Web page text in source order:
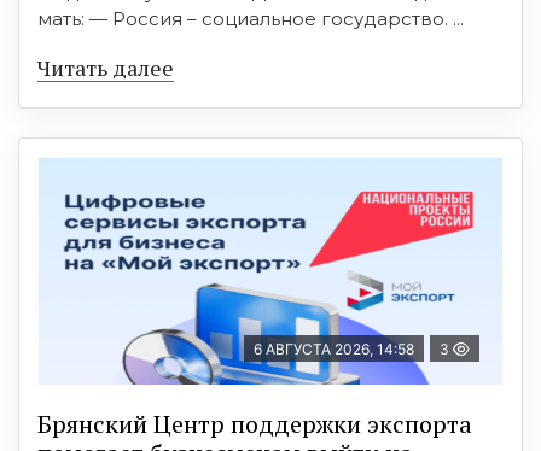
мать: — Россия – социальное государство. ...
Читать далее
6 АВГУСТА 2026, 14:58 3
Брянский Центр поддержки экспорта